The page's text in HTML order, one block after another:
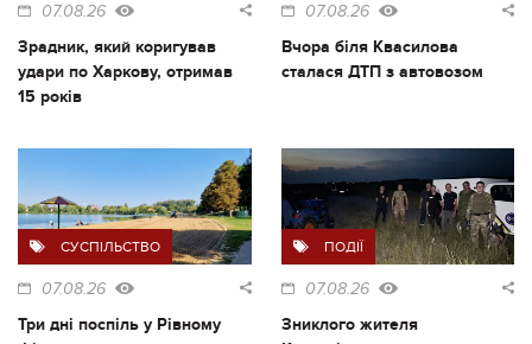
07.08.26
Зрадник, який коригував
удари по Харкову, отримав
15 років
07.08.26
Вчора біля Квасилова
сталася ДТП з автовозом
СУСПІЛЬСТВО
07.08.26
Три дні поспіль у Рівному
ПОДІЇ
07.08.26
Зниклого жителя